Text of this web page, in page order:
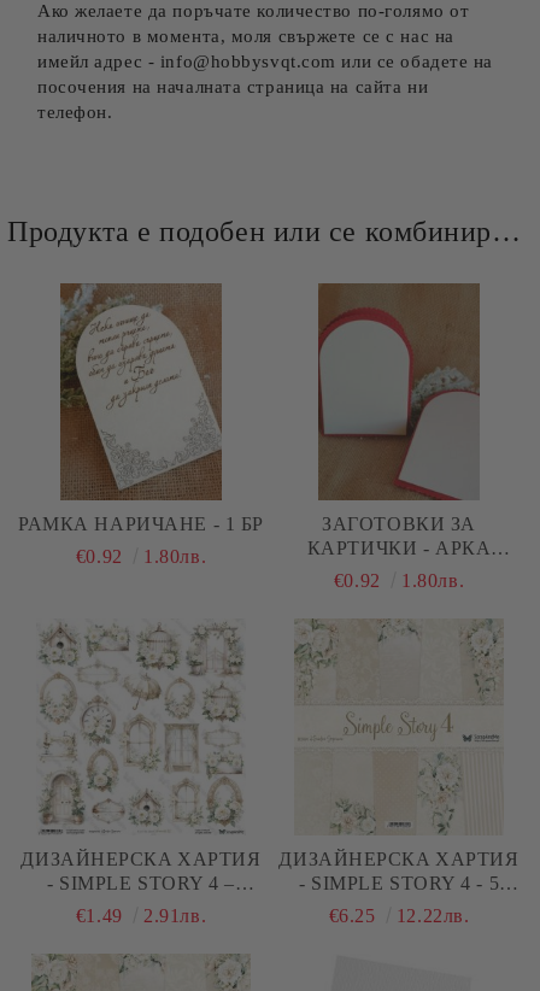
Ако желаете да поръчате количество по-голямо от
наличното в момента, моля свържете се с нас на
имейл адрес - info@hobbysvqt.com или се обадете на
посочения на началната страница на сайта ни
телефон.
Продукта е подобен или се комбинира добре и със следните продукти :
РАМКА НАРИЧАНЕ - 1 БР
€0.92
1.80лв.
ЗАГОТОВКИ ЗА
КАРТИЧКИ - АРКА
ЧЕРВЕНО И БЯЛО - 2 БР.
€0.92 1.80лв.
ДИЗАЙНЕРСКA ХАРТИЯ
- SIMPLE STORY 4 –
ELEMENTS 12 - 1 ЛИСТ
€1.49 2.91лв.
ДИЗАЙНЕРСКA ХАРТИЯ
- SIMPLE STORY 4 - 5
ЛИСТА
€6.25 12.22лв.